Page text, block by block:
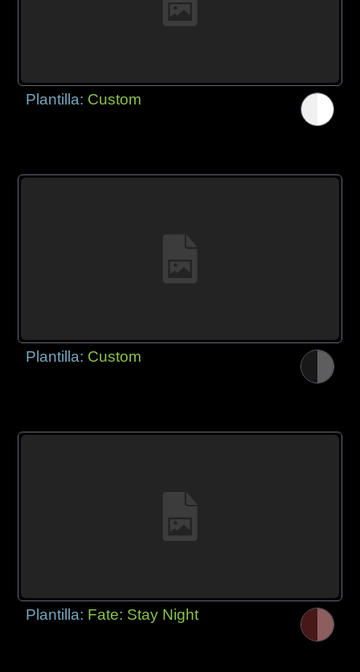
Plantilla: Custom
Plantilla: Custom
Plantilla: Fate: Stay Night